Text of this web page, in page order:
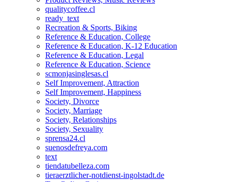
qualitycoffee.cl
ready_text
Recreation & Sports, Biking
Reference & Education, College
Reference & Education, K-12 Education
Reference & Education, Legal
Reference & Education, Science
scmonjasinglesas.cl
Self Improvement, Attraction
Self Improvement, Happiness
Society, Divorce
Society, Marriage
Society, Relationships
Society, Sexuality
sprensa24.cl
suenosdefreya.com
text
tiendatubelleza.com
tieraerztlicher-notdienst-ingolstadt.de